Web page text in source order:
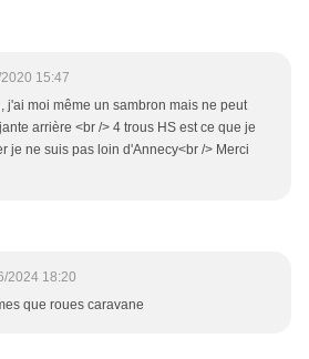
15:47
j'ai moi même un sambron mais ne peut
arrière <br /> 4 trous HS est ce que je
je ne suis pas loin d'Annecy<br /> Merci
2024 18:20
que roues caravane